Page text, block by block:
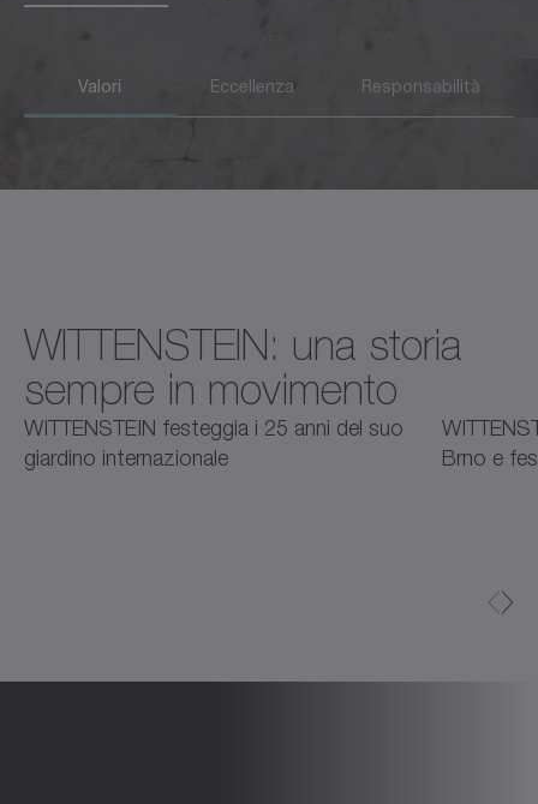
Valori Eccellenza Responsabilità
WITTENSTEIN: una storia
sempre in movimento
2025
2025
WITTENSTEIN festeggia i 25 anni del suo
giardino internazionale
Brno e